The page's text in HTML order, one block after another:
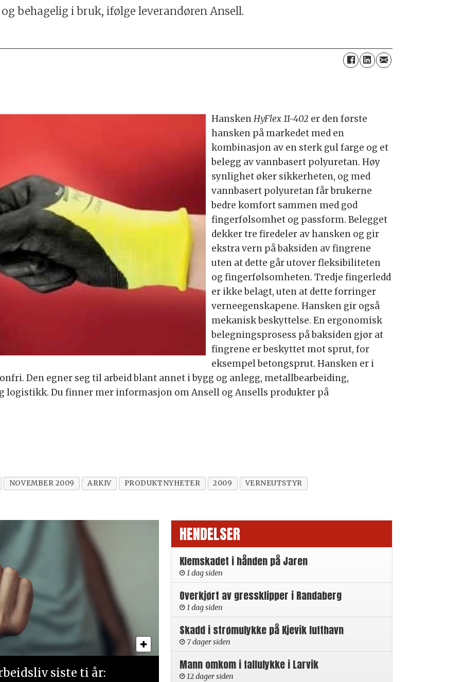
behagelig i bruk, ifølge leverandøren Ansell.
HanskenHyFlex 11-402 er den første
hansken på markedet med en
kombinasjon av en sterk gul farge og et
belegg av vannbasert polyuretan. Høy
synlighet øker sikkerheten, og med
vannbasert polyuretan får brukerne
bedre komfort sammen med god
fingerfølsomhet og passform. Belegget
dekker tre firedeler av hansken og gir
ekstra vern på baksiden av fingrene
uten at dette går utover fleksibiliteten
og fingerfølsomheten. Tredje fingerledd
er ikke belagt, uten at dette forringer
verneegenskapene. Hansken gir også
mekanisk beskyttelse. En ergonomisk
belegningsprosess på baksiden gjør at
fingrene er beskyttet mot sprut, for
eksempel betongsprut. Hansken er i
Den egner seg til arbeid blant annet i bygg og anlegg, metallbearbeiding,
logistikk. Du finner mer informasjon om Ansell og Ansells produkter på
NOVEMBER 2009 ARKIV PRODUKTNYHETER 2009 VERNEUTSTYR
siste ti år:
HENDELSER
Klemskadet i hånden på Jaren
1 dag siden
Overkjørt av gressklipper i Randaberg
1 dag siden
Skadd i strømulykke på Kjevik lufthavn
7 dager siden
Mann omkom i fallulykke i Larvik
12 dager siden